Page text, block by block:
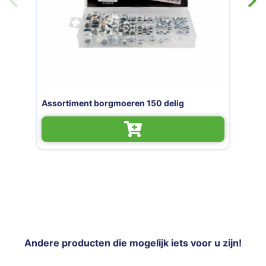
Carrosseriering VZ DIN9021 M6 (100
Andere producten die mogelijk iets voor u zijn!